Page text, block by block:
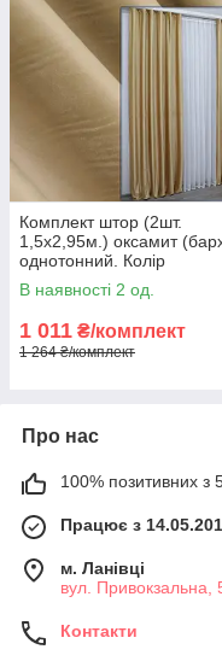
Комплект штор (2шт.
1,5х2,95м.) оксамит
однотонний. Колір
золотистий. Код 1038ш 30-
851
В наявності 2 од.
1 011 ₴/комплект
1 264 ₴/комплект
Про нас
100% позитивних з
Працює з
м. Ланівці
вул. Привокзальна,
Контакти